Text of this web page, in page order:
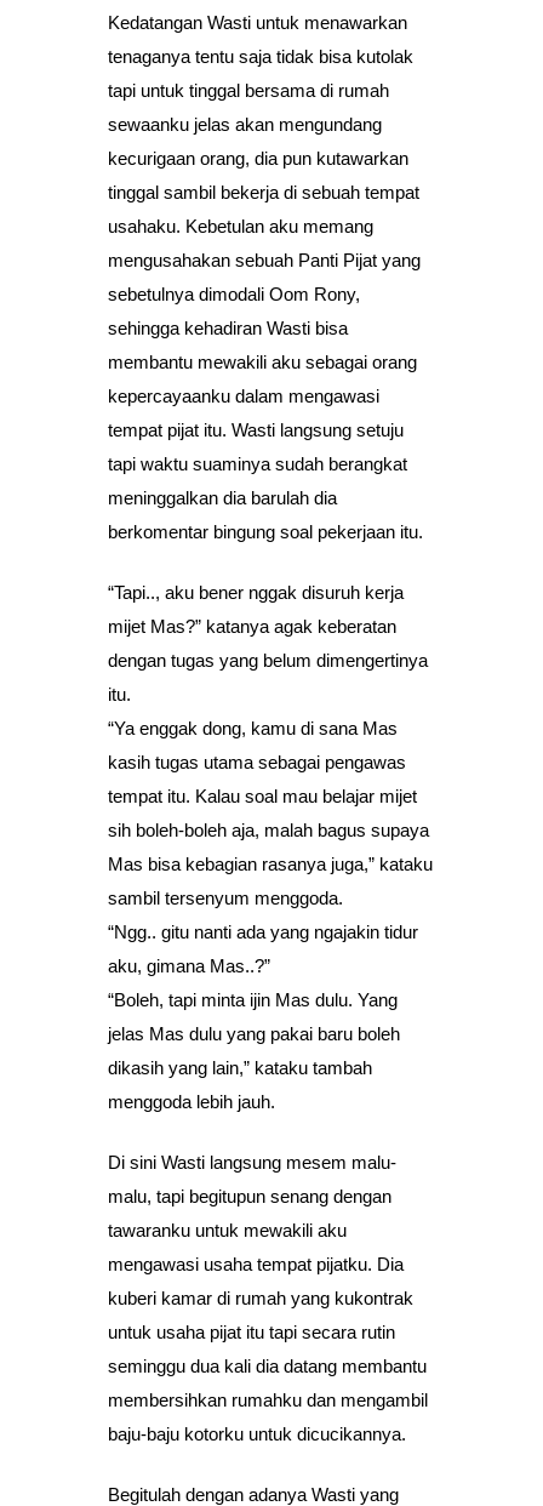
Kedatangan Wasti untuk menawarkan
tenaganya tentu saja tidak bisa kutolak
tapi untuk tinggal bersama di rumah
sewaanku jelas akan mengundang
kecurigaan orang, dia pun kutawarkan
tinggal sambil bekerja di sebuah tempat
usahaku. Kebetulan aku memang
mengusahakan sebuah Panti Pijat yang
sebetulnya dimodali Oom Rony,
sehingga kehadiran Wasti bisa
membantu mewakili aku sebagai orang
kepercayaanku dalam mengawasi
tempat pijat itu. Wasti langsung setuju
tapi waktu suaminya sudah berangkat
meninggalkan dia barulah dia
berkomentar bingung soal pekerjaan itu.
“Tapi.., aku bener nggak disuruh kerja
mijet Mas?” katanya agak keberatan
dengan tugas yang belum dimengertinya
itu.
“Ya enggak dong, kamu di sana Mas
kasih tugas utama sebagai pengawas
tempat itu. Kalau soal mau belajar mijet
sih boleh-boleh aja, malah bagus supaya
Mas bisa kebagian rasanya juga,” kataku
sambil tersenyum menggoda.
“Ngg.. gitu nanti ada yang ngajakin tidur
aku, gimana Mas..?”
“Boleh, tapi minta ijin Mas dulu. Yang
jelas Mas dulu yang pakai baru boleh
dikasih yang lain,” kataku tambah
menggoda lebih jauh.
Di sini Wasti langsung mesem malu-
malu, tapi begitupun senang dengan
tawaranku untuk mewakili aku
mengawasi usaha tempat pijatku. Dia
kuberi kamar di rumah yang kukontrak
untuk usaha pijat itu tapi secara rutin
seminggu dua kali dia datang membantu
membersihkan rumahku dan mengambil
baju-baju kotorku untuk dicucikannya.
Begitulah dengan adanya Wasti yang